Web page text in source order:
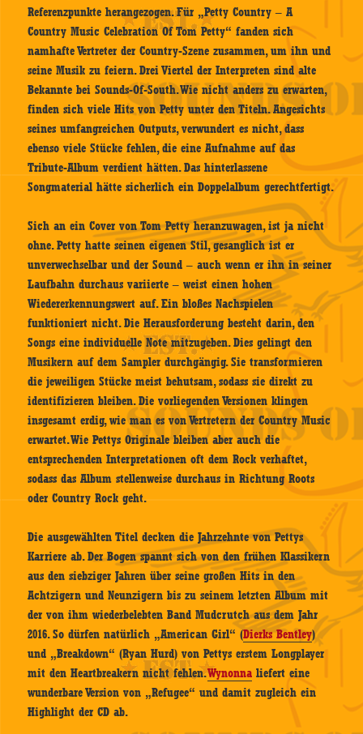
Referenzpunkte herangezogen. Für „Petty Country – A
Country Music Celebration Of Tom Petty“ fanden sich
namhafte Vertreter der Country-Szene zusammen, um ihn und
seine Musik zu feiern. Drei Viertel der Interpreten sind alte
Bekannte bei Sounds-Of-South. Wie nicht anders zu erwarten,
finden sich viele Hits von Petty unter den Titeln. Angesichts
seines umfangreichen Outputs, verwundert es nicht, dass
ebenso viele Stücke fehlen, die eine Aufnahme auf das
Tribute-Album verdient hätten. Das hinterlassene
Songmaterial hätte sicherlich ein Doppelalbum gerechtfertigt.
Sich an ein Cover von Tom Petty heranzuwagen, ist ja nicht
ohne. Petty hatte seinen eigenen Stil, gesanglich ist er
unverwechselbar und der Sound – auch wenn er ihn in seiner
Laufbahn durchaus variierte – weist einen hohen
Wiedererkennungswert auf. Ein bloßes Nachspielen
funktioniert nicht. Die Herausforderung besteht darin, den
Songs eine individuelle Note mitzugeben. Dies gelingt den
Musikern auf dem Sampler durchgängig. Sie transformieren
die jeweiligen Stücke meist behutsam, sodass sie direkt zu
identifizieren bleiben. Die vorliegenden Versionen klingen
insgesamt erdig, wie man es von Vertretern der Country Music
erwartet. Wie Pettys Originale bleiben aber auch die
entsprechenden Interpretationen oft dem Rock verhaftet,
sodass das Album stellenweise durchaus in Richtung Roots
oder Country Rock geht.
Die ausgewählten Titel decken die Jahrzehnte von Pettys
Karriere ab. Der Bogen spannt sich von den frühen Klassikern
aus den siebziger Jahren über seine großen Hits in den
Achtzigern und Neunzigern bis zu seinem letzten Album mit
der von ihm wiederbelebten Band Mudcrutch aus dem Jahr
2016. So dürfen natürlich „American Girl“ (Dierks Bentley)
und „Breakdown“ (Ryan Hurd) von Pettys erstem Longplayer
mit den Heartbreakern nicht fehlen.Wynonna liefert eine
wunderbare Version von „Refugee“ und damit zugleich ein
Highlight der CD ab.